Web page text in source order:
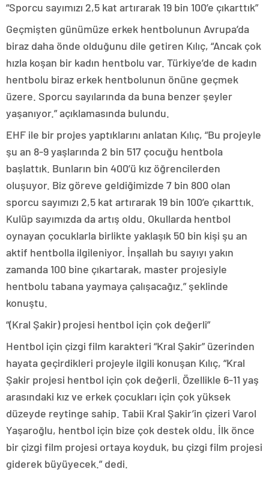
“Sporcu sayımızı 2,5 kat artırarak 19 bin 100’e çıkarttık”
Geçmişten günümüze erkek hentbolunun Avrupa’da
biraz daha önde olduğunu dile getiren Kılıç, “Ancak çok
hızla koşan bir kadın hentbolu var. Türkiye’de de kadın
hentbolu biraz erkek hentbolunun önüne geçmek
üzere. Sporcu sayılarında da buna benzer şeyler
yaşanıyor.” açıklamasında bulundu.
EHF ile bir projes yaptıklarını anlatan Kılıç, “Bu projeyle
şu an 8-9 yaşlarında 2 bin 517 çocuğu hentbola
başlattık. Bunların bin 400’ü kız öğrencilerden
oluşuyor. Biz göreve geldiğimizde 7 bin 800 olan
sporcu sayımızı 2,5 kat artırarak 19 bin 100’e çıkarttık.
Kulüp sayımızda da artış oldu. Okullarda hentbol
oynayan çocuklarla birlikte yaklaşık 50 bin kişi şu an
aktif hentbolla ilgileniyor. İnşallah bu sayıyı yakın
zamanda 100 bine çıkartarak, master projesiyle
hentbolu tabana yaymaya çalışacağız.” şeklinde
konuştu.
“(Kral Şakir) projesi hentbol için çok değerli”
Hentbol için çizgi film karakteri “Kral Şakir” üzerinden
hayata geçirdikleri projeyle ilgili konuşan Kılıç, “Kral
Şakir projesi hentbol için çok değerli. Özellikle 6-11 yaş
arasındaki kız ve erkek çocukları için çok yüksek
düzeyde reytinge sahip. Tabii Kral Şakir’in çizeri Varol
Yaşaroğlu, hentbol için bize çok destek oldu. İlk önce
bir çizgi film projesi ortaya koyduk, bu çizgi film projesi
giderek büyüyecek.” dedi.